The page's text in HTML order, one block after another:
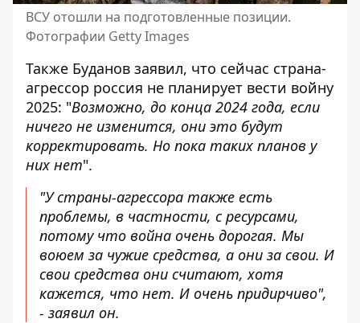
ВСУ отошли на подготовленные позиции.
Фотографии Getty Images
Также Буданов заявил, что сейчас страна-
агрессор россия не планирует вести войну
2025: "Возможно, до конца 2024 года, если
ничего не изменится, они это будут
корректировать. Но пока таких планов у
них нет".
"У страны-агрессора также есть
проблемы, в частности, с ресурсами,
потому что война очень дорогая. Мы
воюем за чужие средства, а они за свои. И
свои средства они считают, хотя
кажется, что нет. И очень придирчиво",
- заявил он.